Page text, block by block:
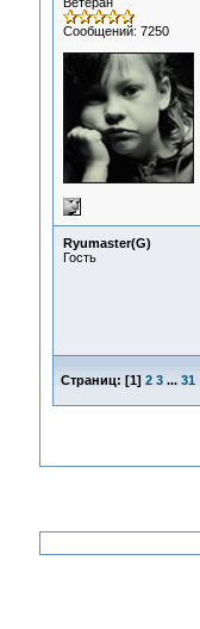
Сообщений: 7250
Ryumaster(G)
Гость
Страниц: [1] 2 3 ... 31